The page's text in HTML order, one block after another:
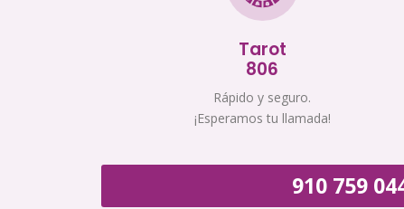
Tarot
806
Rápido y seguro.
¡Esperamos tu llamada!
910 759